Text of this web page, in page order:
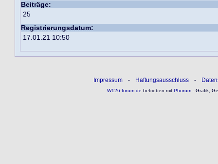
Beiträge:
25
Registrierungsdatum:
17.01.21 10:50
Impressum - Haftungsausschluss -
W126-forum.de betrieben mitPhorum- Grafik,